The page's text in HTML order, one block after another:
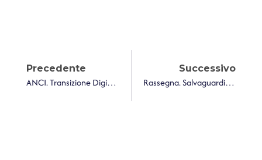
Precedente
ANCI. Transizione Digitale: Pubblicata In Gazzetta La Legge Sulla Cybersicurezza
Successivo
Rassegna. Salvaguardia 2024 Alla Prova Dei Doppi Tagli